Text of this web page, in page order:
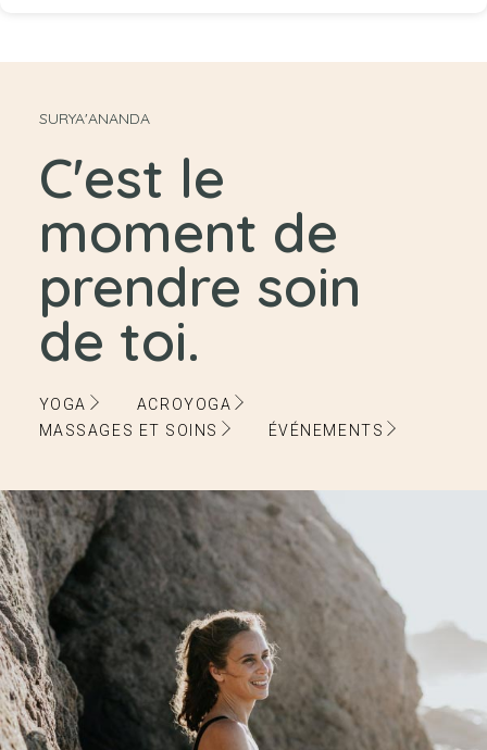
SURYA'ANANDA
C'est le
moment de
prendre soin
de toi.
YOGA
ACROYOGA
MASSAGES ET SOINS
ÉVÉNEMENTS